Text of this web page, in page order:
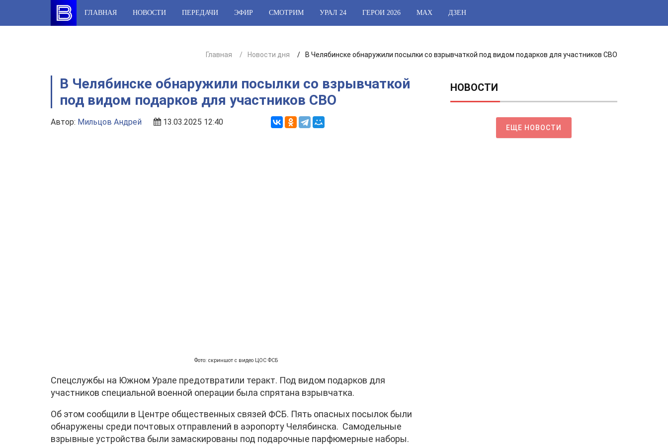
content
ГЛАВНАЯ НОВОСТИ ПЕРЕДАЧИ ЭФИР СМОТРИМ УРАЛ 24 ГЕРОИ 2026 МАХ ДЗЕН
Главная Новости дня В Челябинске обнаружили посылки со взрывчаткой под видом подарков для участников СВО
В Челябинске обнаружили посылки со взрывчаткой
под видом подарков для участников СВО
Автор: Мильцов Андрей 13.03.2025 12:40
Фото: скриншот с видео ЦОС ФСБ
Спецслужбы на Южном Урале предотвратили теракт. Под видом подарков для
участников специальной военной операции была спрятана взрывчатка.
Об этом сообщили в Центре общественных связей ФСБ. Пять опасных посылок были
обнаружены среди почтовых отправлений в аэропорту Челябинска. Самодельные
взрывные устройства были замаскированы под подарочные парфюмерные наборы.
НОВОСТИ
ЕЩЕ НОВОСТИ